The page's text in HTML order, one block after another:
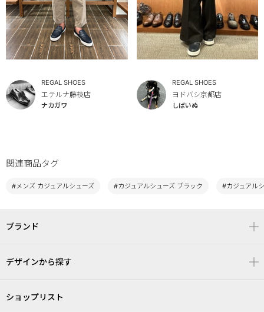
REGAL SHOES
エテルナ藤枝店
ナカガワ
REGAL SHOES
ヨドバシ京都店
しばいぬ
関連商品タグ
#メンズ カジュアルシューズ #カジュアルシューズ ブラック #カジュアル
ブランド
デザインから探す
ショップリスト